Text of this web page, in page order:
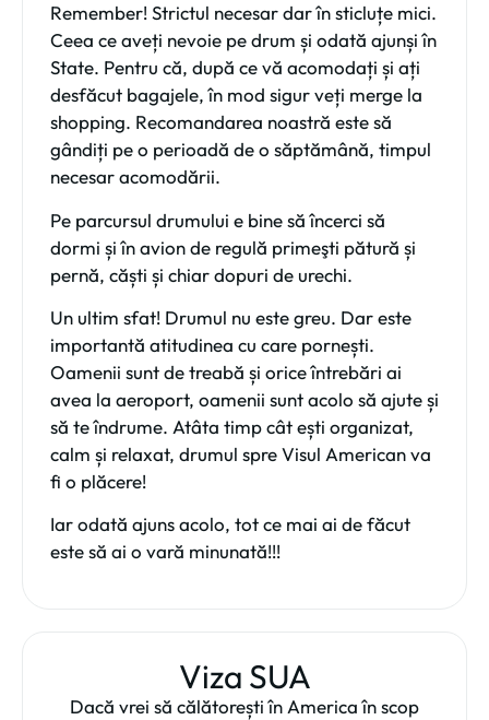
Viza SUA
Dacă vrei să călătorești în America în scop
Remember! Strictul necesar dar în sticluțe mici.
Ceea ce aveți nevoie pe drum și odată ajunși în
State. Pentru că, după ce vă acomodați și ați
desfăcut bagajele, în mod sigur veți merge la
shopping. Recomandarea noastră este să
gândiți pe o perioadă de o săptămână, timpul
necesar acomodării.
Pe parcursul drumului e bine să încerci să
dormi și în avionde regulă primeşti pătură și
pernă, căști și chiar dopuri de urechi.
Un ultim sfat! Drumul nu este greu. Dar este
importantă atitudinea cu care pornești.
Oamenii sunt de treabă și orice întrebări ai
avea la aeroport, oamenii sunt acolo să ajute și
să te îndrume. Atâta timp cât ești organizat,
calm și relaxat, drumul spre Visul American va
fi o plăcere!
Iar odată ajuns acolo, tot ce mai ai de făcut
este să ai o vară minunată!!!